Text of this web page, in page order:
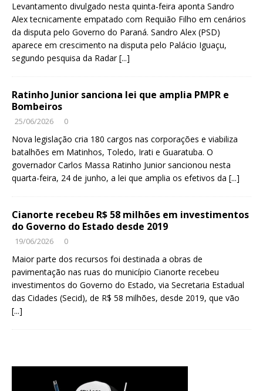
Levantamento divulgado nesta quinta-feira aponta Sandro
Alex tecnicamente empatado com Requião Filho em cenários
da disputa pelo Governo do Paraná. Sandro Alex (PSD)
aparece em crescimento na disputa pelo Palácio Iguaçu,
segundo pesquisa da Radar[...]
Ratinho Junior sanciona lei que amplia PMPR e
Bombeiros
25/06/2026 0
Nova legislação cria 180 cargos nas corporações e viabiliza
batalhões em Matinhos, Toledo, Irati e Guaratuba. O
governador Carlos Massa Ratinho Junior sancionou nesta
quarta-feira, 24 de junho, a lei que amplia os efetivos da [...]
Cianorte recebeu R$ 58 milhões em investimentos
do Governo do Estado desde 2019
19/06/2026 0
Maior parte dos recursos foi destinada a obras de
pavimentação nas ruas do município Cianorte recebeu
investimentos do Governo do Estado, via Secretaria Estadual
das Cidades (Secid), de R$ 58 milhões, desde 2019, que vão
[...]